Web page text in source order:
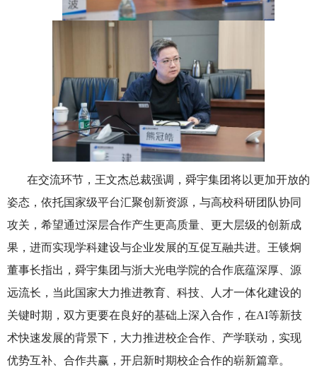
在交流环节，王文杰总裁强调，舜宇集团将以更加开放的
姿态，依托国家级平台汇聚创新资源，与高校科研团队协同
攻关，希望通过深层合作产生更高质量、更大层级的创新成
果，进而实现学科建设与企业发展的互促互融共进。王锬炯
董事长指出，舜宇集团与浙大光电学院的合作底蕴深厚、源
远流长，当此国家大力推进教育、科技、人才一体化建设的
关键时期，双方更要在良好的基础上深入合作，在AI等新技
术快速发展的背景下，大力推进校企合作、产学联动，实现
优势互补、合作共赢，开启新时期校企合作的崭新篇章。